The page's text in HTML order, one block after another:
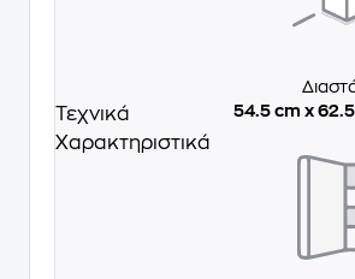
Τεχνικά
Χαρακτηριστικά
54.5 cm x